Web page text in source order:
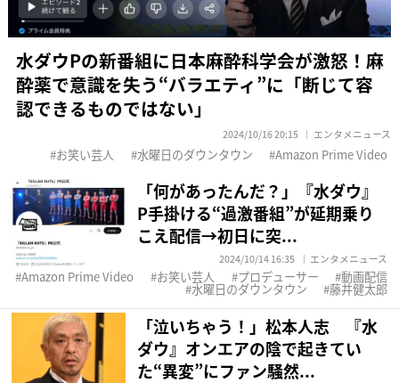
水ダウPの新番組に日本麻酔科学会が激怒！麻
酔薬で意識を失う“バラエティ”に「断じて容
認できるものではない」
2024/10/16 20:15 エンタメニュース
お笑い芸人 水曜日のダウンタウン Amazon Prime Video
「何があったんだ？」『水ダウ』
P手掛ける“過激番組”が延期乗り
こえ配信→初日に突...
2024/10/14 16:35 エンタメニュース
Amazon Prime Video お笑い芸人 プロデューサー 動画配信
水曜日のダウンタウン 藤井健太郎
「泣いちゃう！」松本人志 『水
ダウ』オンエアの陰で起きてい
た“異変”にファン騒然...